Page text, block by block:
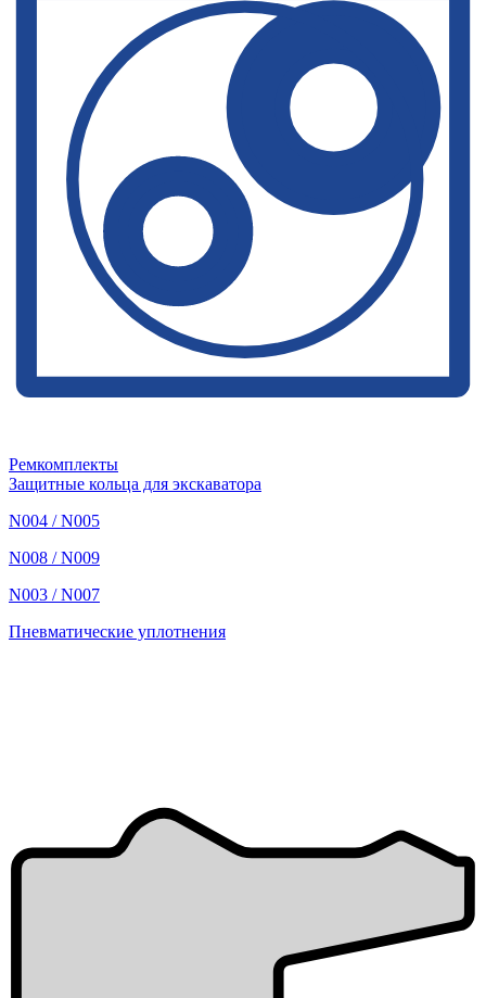
Ремкомплекты
Защитные кольца для экскаватора
N004 / N005
N008 / N009
N003 / N007
Пневматические уплотнения